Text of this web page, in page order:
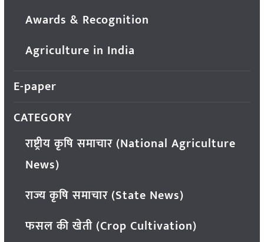
Awards & Recognition
Agriculture in India
E-paper
CATEGORY
राष्ट्रीय कृषि समाचार (National Agriculture
News)
राज्य कृषि समाचार (State News)
फसल की खेती (Crop Cultivation)